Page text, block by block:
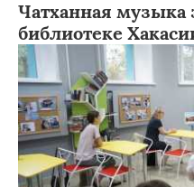
Чатханная музыка
библиотеке